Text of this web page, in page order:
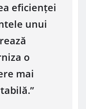
eficienței
unui
o
mai